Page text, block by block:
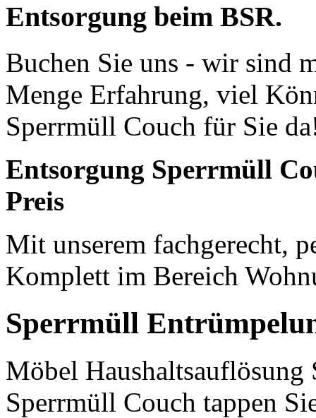
Entsorgung beim BSR.
Buchen Sie uns - wir sind
Menge Erfahrung, viel
Sperrmüll Couch für Sie
Entsorgung Sperrmüll
Preis
Mit unserem fachgerecht,
Komplett im Bereich
Sperrmüll
Möbel
Sperrmüll Couch tappen